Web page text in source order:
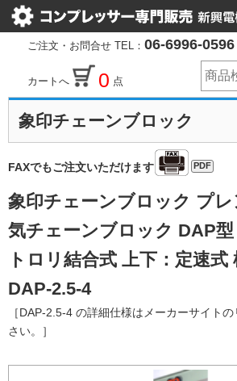
ご注文・お問合せ TEL： 06-6996-0596
カートへ 0 点
象印チェーンブロック
FAXでもご注文いただけます PDF
象印チェーンブロック プ
気チェーンブロック DAP
トロリ結合式 上下：定速式
DAP-2.5-4
［DAP-2.5-4 の詳細仕様はメーカーサイト
さい。］